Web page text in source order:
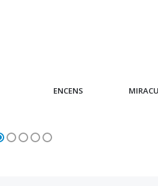
ENCENS